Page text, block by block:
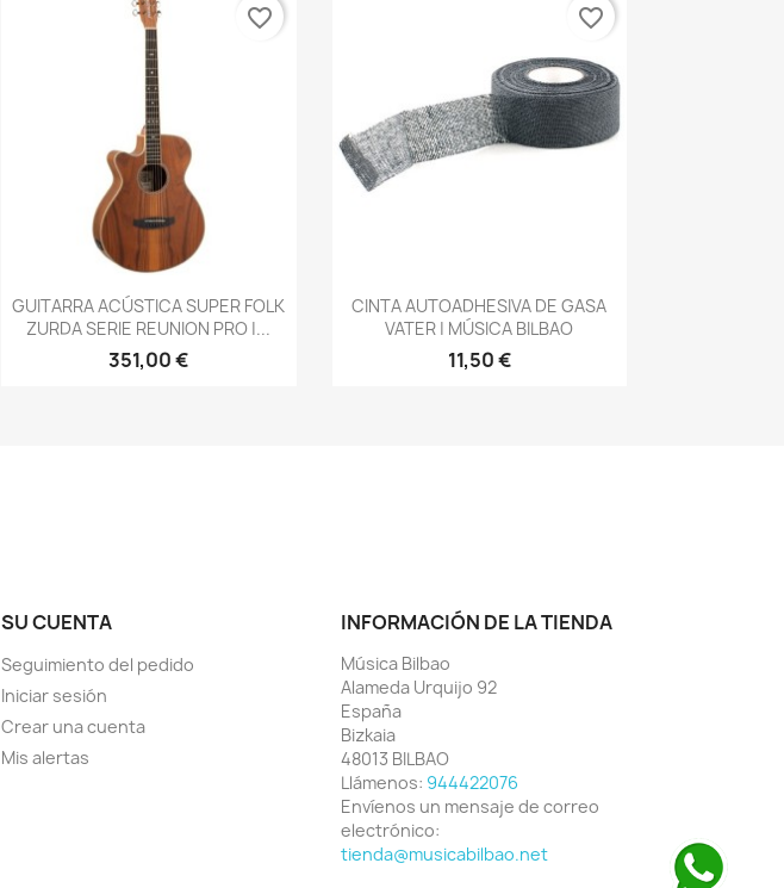
Vista rápida
GUITARRA ACÚSTICA SUPER FOLK
ZURDA SERIE REUNION PRO |...
351,00 €
favorite_border
Vista rápida
CINTA AUTOADHESIVA DE GASA
VATER | MÚSICA BILBAO
11,50 €
favorite_border
SU CUENTA
Seguimiento del pedido
Iniciar sesión
Crear una cuenta
Mis alertas
INFORMACIÓN DE LA TIENDA
Música Bilbao
Alameda Urquijo 92
España
Bizkaia
48013 BILBAO
Llámenos: 944422076
Envíenos un mensaje de correo
electrónico:
tienda@musicabilbao.net